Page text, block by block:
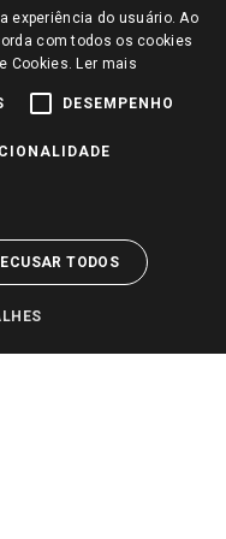
experiência do usuário. Ao
com todos os cookies
Cookies. Ler mais
DESEMPENHO
TODOS